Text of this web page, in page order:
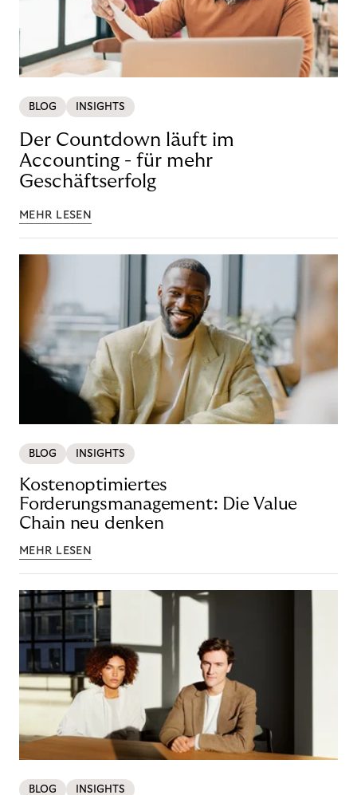
BLOG INSIGHTS
Der Countdown läuft im
Accounting - für mehr
Geschäftserfolg
MEHR LESEN
BLOG INSIGHTS
Kostenoptimiertes
Forderungsmanagement: Die Value
Chain neu denken
MEHR LESEN
BLOG INSIGHTS